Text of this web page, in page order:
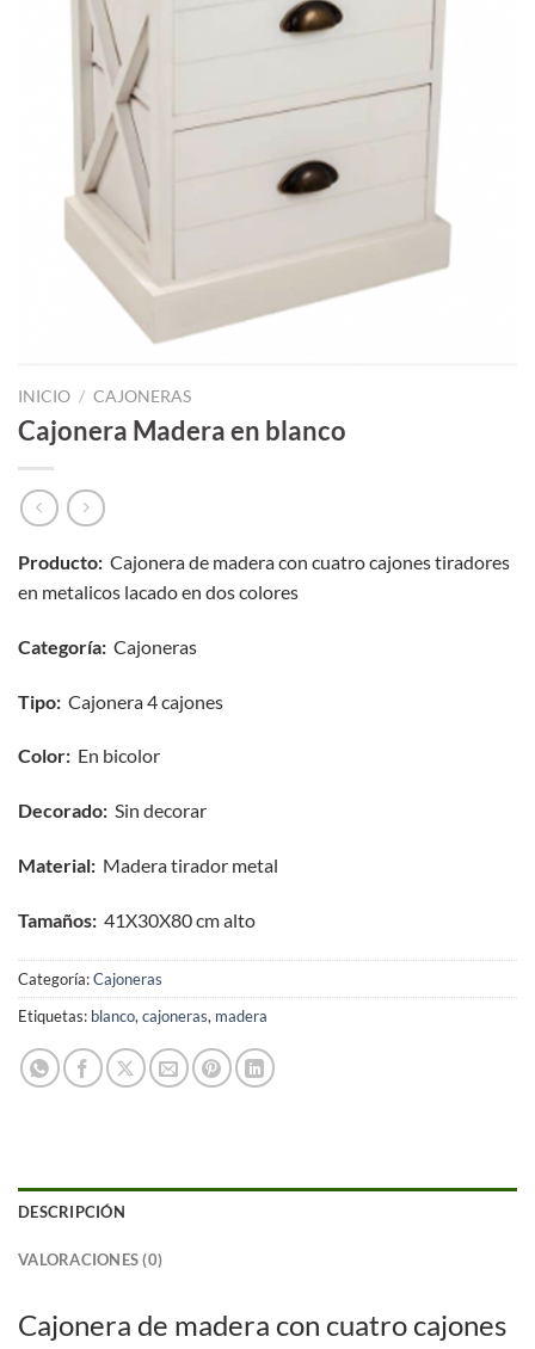
INICIO / CAJONERAS
Cajonera Madera en blanco
Producto: Cajonera de madera con cuatro cajones tiradores
en metalicos lacado en dos colores
Categoría: Cajoneras
Tipo: Cajonera 4 cajones
Color: En bicolor
Decorado: Sin decorar
Material: Madera tirador metal
Tamaños: 41X30X80 cm alto
Categoría:Cajoneras
Etiquetas: blanco, cajoneras, madera
DESCRIPCIÓN
VALORACIONES (0)
Cajonera de madera con cuatro cajones